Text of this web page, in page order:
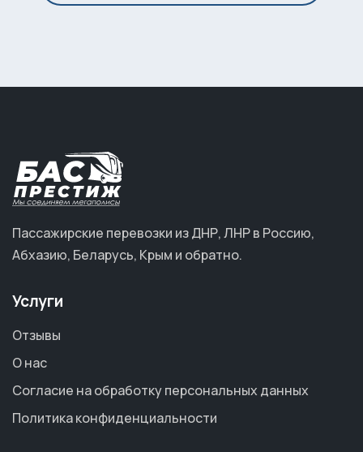
Пассажирские перевозки из ДНР, ЛНР в Россию,
Абхазию, Беларусь, Крым и обратно.
Услуги
Отзывы
О нас
Согласие на обработку персональных данных
Политика конфиденциальности